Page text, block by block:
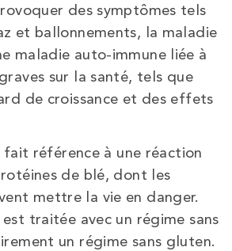
des symptômes tels
et ballonnements, la maladie
maladie auto-immune liée à
sur la santé, tels que
de croissance et des effets
fait référence à une réaction
de blé, dont les
mettre la vie en danger.
traitée avec un régime sans
un régime sans gluten.